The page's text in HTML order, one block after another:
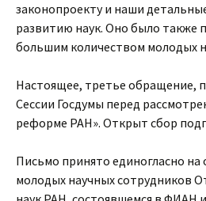
законопроекту и наши
развитию наук. Оно было также
большим количеством молодых
Настоящее, третье обращение,
Сессии Госдумы перед
реформе РАН». Открыт сбор
Письмо принято единогласно
молодых научных сотрудников